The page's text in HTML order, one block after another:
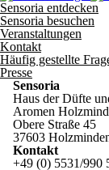
Sensoria entdecken
Sensoria besuchen
Veranstaltungen
Kontakt
Häufig gestellte
Presse
Sensoria
Haus der Düfte
Aromen
Obere Straße 45
37603
Kontakt
+49 (0) 5531/990